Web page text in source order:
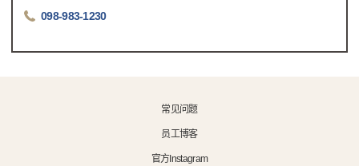
098-983-1230
常见问题
员工博客
官方Instagram